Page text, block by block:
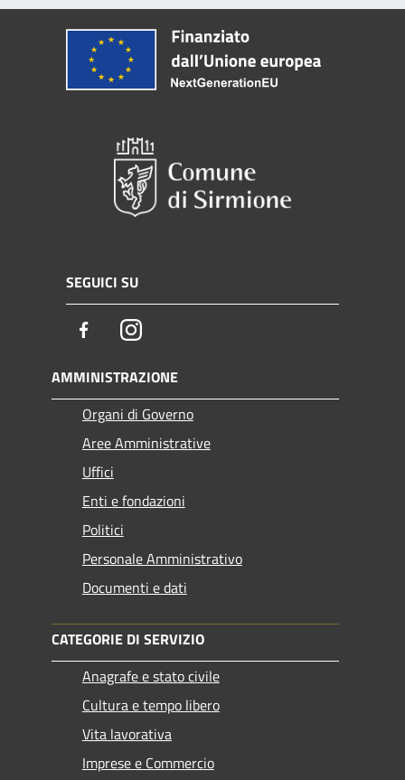
SEGUICI SU
FacebookInstagram
AMMINISTRAZIONE
Organi di Governo
Aree Amministrative
Uffici
Enti e fondazioni
Politici
Personale Amministrativo
Documenti e dati
CATEGORIE DI SERVIZIO
Anagrafe e stato civile
Cultura e tempo libero
Vita lavorativa
Imprese e Commercio